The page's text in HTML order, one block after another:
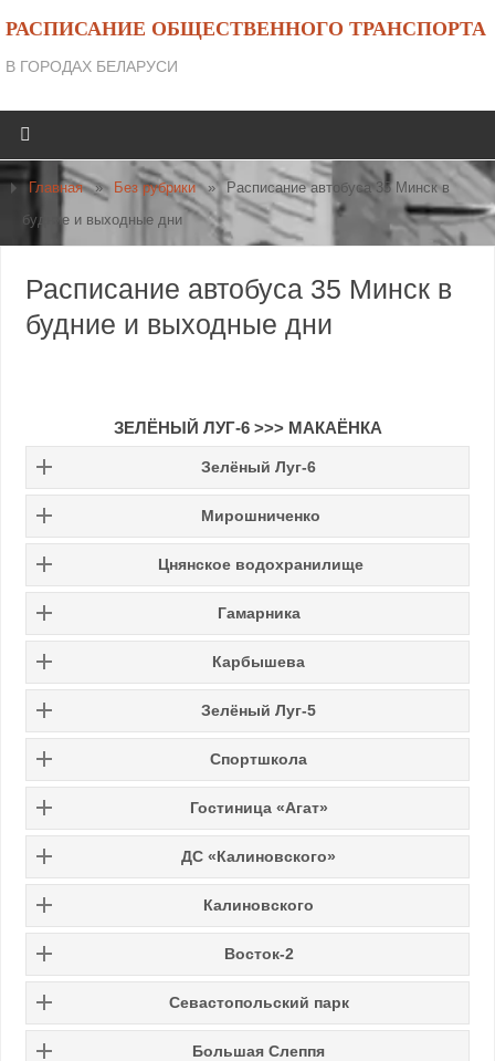
РАСПИСАНИЕ ОБЩЕСТВЕННОГО ТРАНСПОРТА
В ГОРОДАХ БЕЛАРУСИ
Главная » Без рубрики » Расписание автобуса 35 Минск в
будние и выходные дни
Расписание автобуса 35 Минск в
будние и выходные дни
ЗЕЛЁНЫЙ ЛУГ-6 >>>МАКАЁНКА
Зелёный Луг-6
Мирошниченко
Цнянское водохранилище
Гамарника
Карбышева
Зелёный Луг-5
Спортшкола
Гостиница «Агат»
ДС «Калиновского»
Калиновского
Восток-2
Севастопольский парк
Большая Слеппя